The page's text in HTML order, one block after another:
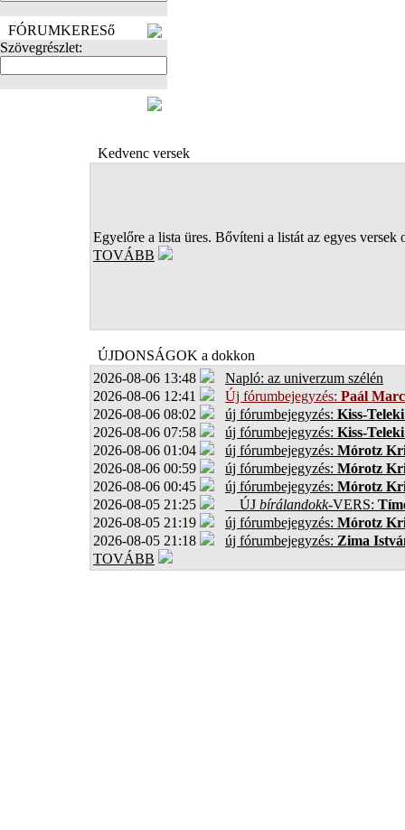
FÓRUMKERESő
Szövegrészlet:
Kedvenc versek
Egyelőre a lista üres. Bővíteni a listát az egyes versek
TOVÁBB
ÚJDONSÁGOK a dokkon
2026-08-06 13:48
Napló: az univerzum szélén
2026-08-06 12:41
Új fórumbejegyzés: Paál
2026-08-06 08:02
új fórumbejegyzés: Kiss-
2026-08-06 07:58
új fórumbejegyzés: Kiss-
2026-08-06 01:04
új fórumbejegyzés: Mórotz
2026-08-06 00:59
új fórumbejegyzés: Mórotz
2026-08-06 00:45
új fórumbejegyzés: Mórotz
2026-08-05 21:25
ÚJ bírálandokk-VERS:
2026-08-05 21:19
új fórumbejegyzés: Mórotz
2026-08-05 21:18
új fórumbejegyzés: Zima
TOVÁBB